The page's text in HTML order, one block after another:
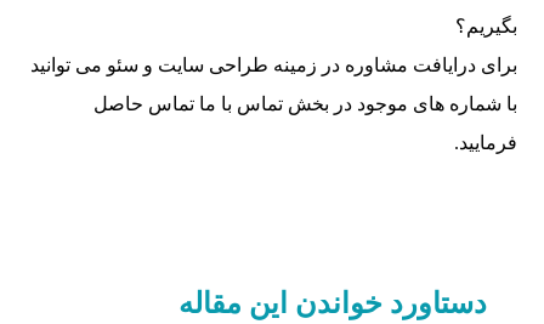
بگیریم؟
برای درایافت مشاوره در زمینه طراحی سایت و سئو می توانید
با شماره های موجود در بخش تماس با ما تماس حاصل
فرمایید.
دستاورد خواندن این مقاله